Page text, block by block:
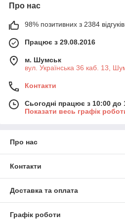
Про нас
98% позитивних з 2384 відгуків
Працює з 29.08.2016
м. Шумськ
вул. Українська 36 каб. 13,
Контакти
Сьогодні працює з 10:00 до
Показати весь графік
Про нас
Контакти
Доставка та оплата
Графік роботи